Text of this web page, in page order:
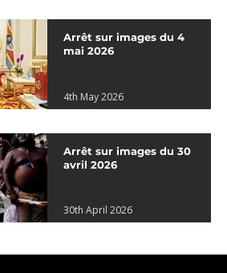
Arrêt sur images du 4
mai 2026
4th May 2026
Arrêt sur images du 30
avril 2026
30th April 2026